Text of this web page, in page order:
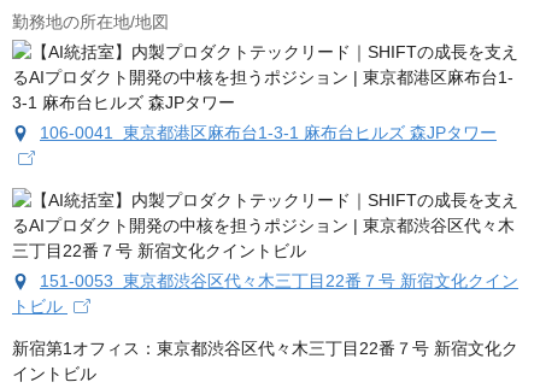
勤務地の所在地/地図
106-0041 東京都港区麻布台1-3-1 麻布台ヒルズ 森JPタワー
151-0053 東京都渋谷区代々木三丁目22番７号 新宿文化クイン
トビル
新宿第1オフィス：東京都渋谷区代々木三丁目22番７号 新宿文化ク
イントビル